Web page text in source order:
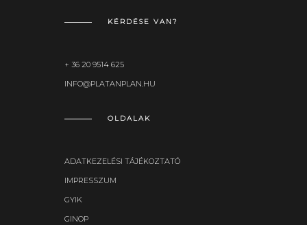
KÉRDÉSE VAN?
+ 36 20 9514 625
INFO@PLATANPLAN.HU
OLDALAK
ADATKEZELÉSI TÁJÉKOZTATÓ
IMPRESSZUM
GYIK
GINOP